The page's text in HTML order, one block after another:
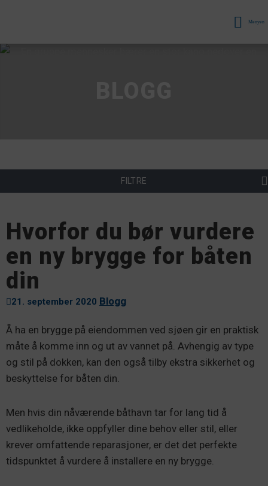
Menyen
FILTRE
Hvorfor du bør vurdere
en ny brygge for båten
din
21. september 2020 Blogg
Å ha en brygge på eiendommen ved sjøen gir en praktisk
måte å komme inn og ut av vannet på. Avhengig av type
og stil på dokken, kan den også tilby ekstra sikkerhet og
beskyttelse for båten din.
Men hvis din nåværende båthavn tar for lang tid å
vedlikeholde, ikke oppfyller dine behov eller stil, eller
krever omfattende reparasjoner, er det det perfekte
tidspunktet å vurdere å installere en ny brygge.